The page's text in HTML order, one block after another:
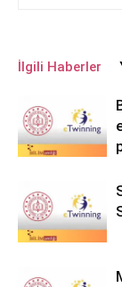
İlgili Haberler